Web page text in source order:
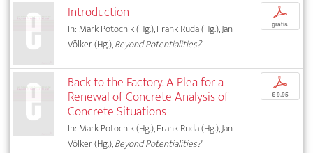
Introduction
In: Mark Potocnik (Hg.), Frank Ruda (Hg.), Jan
Völker (Hg.),Beyond Potentialities?
p
gratis
Back to the Factory. A Plea for a
Renewal of Concrete Analysis of
Concrete Situations
In: Mark Potocnik (Hg.), Frank Ruda (Hg.), Jan
Völker (Hg.),Beyond Potentialities?
p
€ 9,95